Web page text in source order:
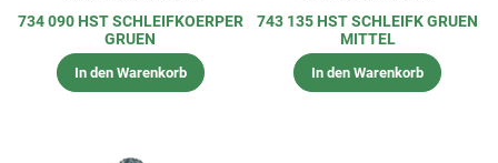
734 090 HST SCHLEIFKOERPER
GRUEN
In den Warenkorb
743 135 HST SCHLEIFK GRUEN
MITTEL
In den Warenkorb